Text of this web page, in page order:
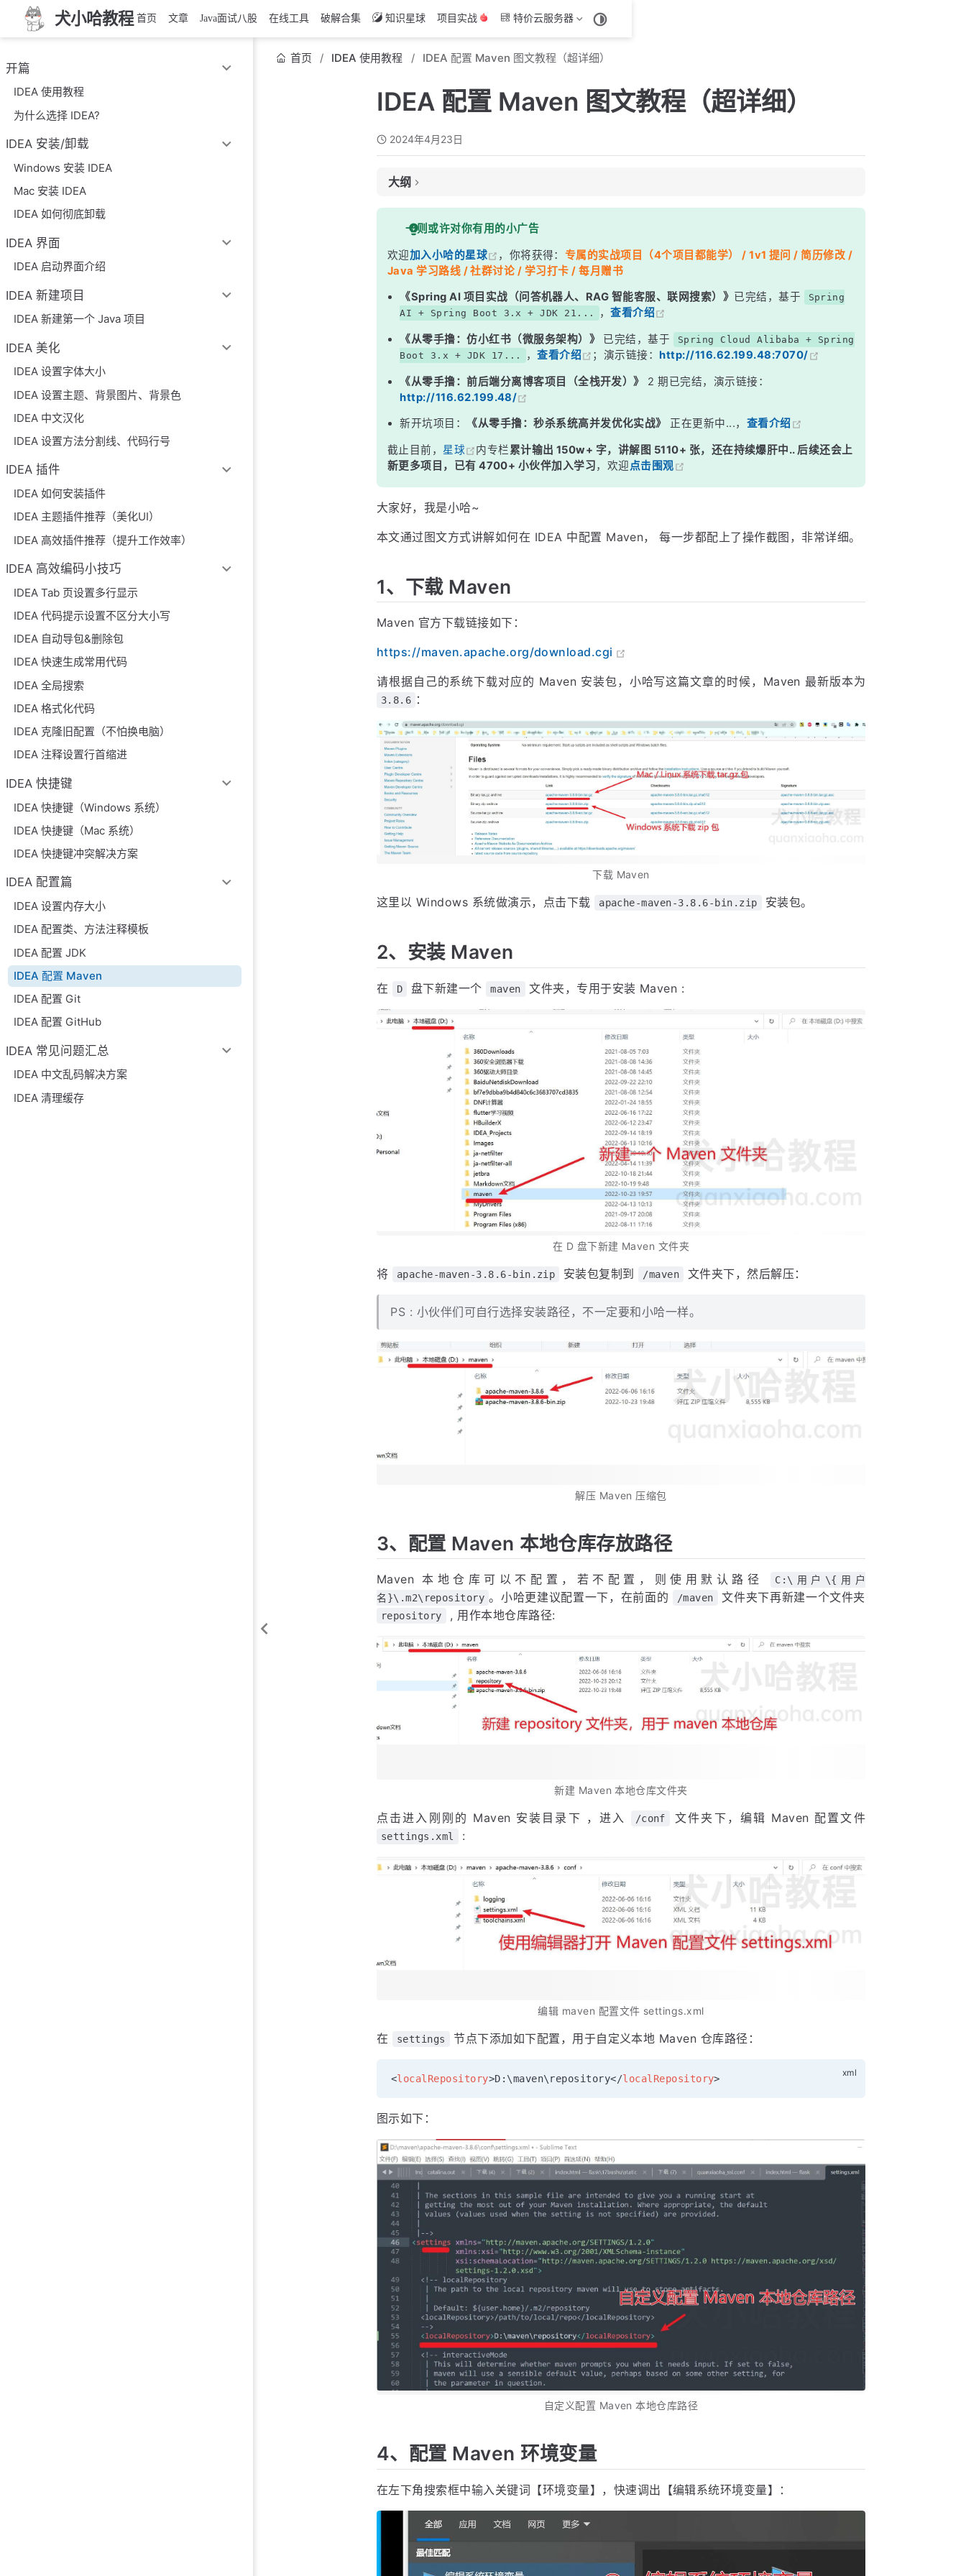
犬小哈教程 首页 文章 Java面试八股 在线工具 破解合集 知识星球 项目实战 特价云服务器
开篇
IDEA 使用教程
为什么选择 IDEA?
IDEA 安装/卸载
Windows 安装 IDEA
Mac 安装 IDEA
IDEA 如何彻底卸载
IDEA 界面
IDEA 启动界面介绍
IDEA 新建项目
IDEA 新建第一个 Java 项目
IDEA 美化
IDEA 设置字体大小
IDEA 设置主题、背景图片、背景色
IDEA 中文汉化
IDEA 设置方法分割线、代码行号
IDEA 插件
IDEA 如何安装插件
IDEA 主题插件推荐（美化UI）
IDEA 高效插件推荐（提升工作效率）
IDEA 高效编码小技巧
IDEA Tab 页设置多行显示
IDEA 代码提示设置不区分大小写
IDEA 自动导包&删除包
IDEA 快速生成常用代码
IDEA 全局搜索
IDEA 格式化代码
IDEA 克隆旧配置（不怕换电脑）
IDEA 注释设置行首缩进
IDEA 快捷键
IDEA 快捷键（Windows 系统）
IDEA 快捷键（Mac 系统）
IDEA 快捷键冲突解决方案
IDEA 配置篇
IDEA 设置内存大小
IDEA 配置类、方法注释模板
IDEA 配置 JDK
IDEA 配置 Maven
IDEA 配置 Git
IDEA 配置 GitHub
IDEA 常见问题汇总
IDEA 中文乱码解决方案
IDEA 清理缓存
首页 IDEA 使用教程 IDEA 配置 Maven 图文教程（超详细）
IDEA 配置 Maven 图文教程（超详细）
2024年4月23日
大纲
1、下载 Maven
2、安装 Maven
3、配置 Maven 本地仓库存放路径
5、确认 Maven 环境变量是否配置成功
6、在 IDEA 中配置 Maven
为当前项目配置 Maven
全局配置 Maven
一则或许对你有用的小广告
欢迎加入小哈的星球 ，你将获得： 专属的实战项目（4个项目都能学） / 1v1 提问 / 简历修改 /
Java 学习路线 / 社群讨论 / 学习打卡 / 每月赠书
《Spring AI 项目实战（问答机器人、RAG 智能客服、联网搜索）》 已完结，基于
Spring
AI + Spring Boot 3.x + JDK 21...
，查看介绍
《从零手撸：仿小红书（微服务架构）》 已完结，基于
Spring Cloud Alibaba + Spring
Boot 3.x + JDK 17...
，查看介绍 ；演示链接：http://116.62.199.48:7070/
《从零手撸：前后端分离博客项目（全栈开发）》
2 期已完结，演示链接：
http://116.62.199.48/
新开坑项目： 《从零手撸：秒杀系统高并发优化实战》 正在更新中...， 查看介绍
截止目前， 星球 内专栏累计输出 150w+ 字，讲解图 5110+ 张，还在持续爆肝中.. 后续还会上
新更多项目，已有 4700+ 小伙伴加入学习，欢迎点击围观
大家好，我是小哈~
本文通过图文方式讲解如何在 IDEA 中配置 Maven， 每一步都配上了操作截图，非常详细。
1、下载 Maven
Maven 官方下载链接如下：
https://maven.apache.org/download.cgi
请根据自己的系统下载对应的 Maven 安装包，小哈写这篇文章的时候，Maven 最新版本为
3.8.6 ：
下载 Maven
这里以 Windows 系统做演示，点击下载 apache-maven-3.8.6-bin.zip 安装包。
2、安装 Maven
在 D 盘下新建一个 maven 文件夹，专用于安装 Maven :
在 D 盘下新建 Maven 文件夹
将 apache-maven-3.8.6-bin.zip 安装包复制到 /maven 文件夹下，然后解压：
PS : 小伙伴们可自行选择安装路径，不一定要和小哈一样。
解压 Maven 压缩包
3、配置 Maven 本地仓库存放路径
Maven 本地仓库可以不配置，若不配置，则使用默认路径
C:\用户\{用户
名}\.m2\repository 。小哈更建议配置一下，在前面的 /maven 文件夹下再新建一个文件夹
repository , 用作本地仓库路径:
新建 Maven 本地仓库文件夹
点击进入刚刚的 Maven 安装目录下 ，进入 /conf 文件夹下，编辑 Maven 配置文件
settings.xml :
编辑 maven 配置文件 settings.xml
在 settings 节点下添加如下配置，用于自定义本地 Maven 仓库路径：
<localRepository>D:\maven\repository</localRepository>
图示如下：
自定义配置 Maven 本地仓库路径
4、配置 Maven 环境变量
在左下角搜索框中输入关键词【环境变量】，快速调出【编辑系统环境变量】：